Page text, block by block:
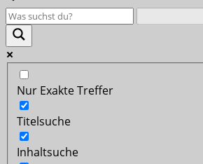
Nur Exakte Treffer
Titelsuche
Inhaltsuche